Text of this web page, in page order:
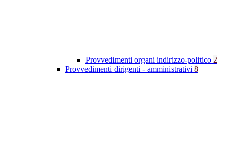
Provvedimenti organi indirizzo-politico 2
Provvedimenti dirigenti - amministrativi 8